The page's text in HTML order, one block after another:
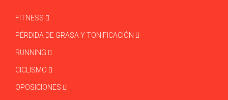
FITNESS
PÉRDIDA DE GRASA Y TONIFICACIÓN
RUNNING
CICLISMO
OPOSICIONES